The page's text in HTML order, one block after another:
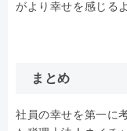
がより幸せを感じる
まとめ
社員の幸せを第一に